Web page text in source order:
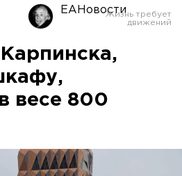
ЕАНовости
весе 800